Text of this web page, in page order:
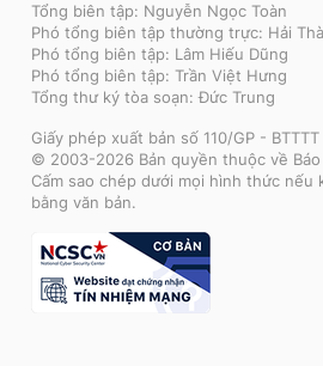
Tổng biên tập: Nguyễn Ngọc Toàn
Phó tổng biên tập thường trực: Hải
Phó tổng biên tập: Lâm Hiếu Dũng
Phó tổng biên tập: Trần Việt Hưng
Tổng thư ký tòa soạn: Đức Trung
Giấy phép xuất bản số 110/GP -
© 2003-2026 Bản quyền thuộc về Báo
Cấm sao chép dưới mọi hình thức nếu
bằng văn bản.